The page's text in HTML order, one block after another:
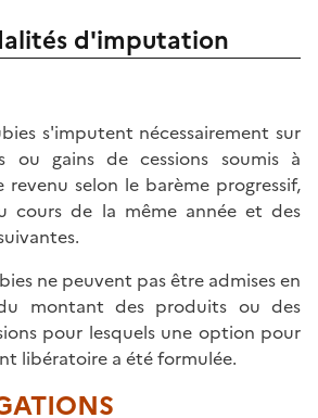
d'imputation
s'imputent nécessairement sur
ou gains de cessions soumis à
selon le barème progressif,
cours de la même année et des
ne peuvent pas être admises en
montant des produits ou des
pour lesquels une option pour
libératoire a été formulée.